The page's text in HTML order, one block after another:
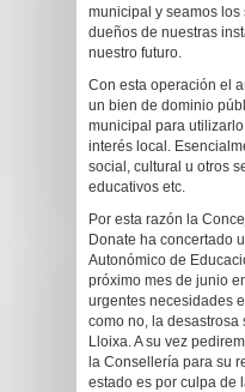
municipal y seamos
dueños de nuestras
nuestro futuro.
Con esta operación el
un bien de dominio
municipal para
interés local.
social, cultural u otros
educativos etc.
Por esta razón la
Donate ha concertado
Autonómico de
próximo mes de junio
urgentes necesidades
como no, la
Lloixa. A su vez
la Consellería para su
estado es por culpa de